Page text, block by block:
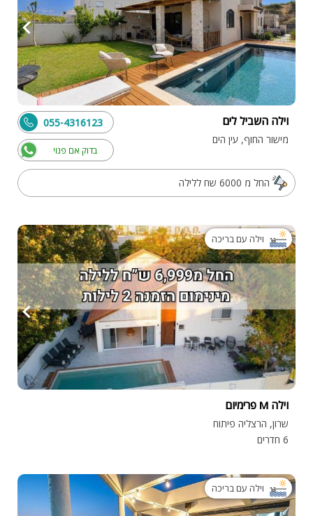
וילה השביל לים
מישור החוף, עין הים
בדוק אם פנוי
055-4316123
החל מ 6000 שח ללילה
וילה עם בריכה
וילה M פרימיום
שרון, הרצליה פיתוח
6 חדרים
וילה עם בריכה